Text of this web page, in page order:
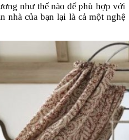
như thế nào để phù hợp với
nhà của bạn lại là cả một nghệ